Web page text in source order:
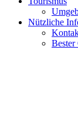
Nützliche
Bester